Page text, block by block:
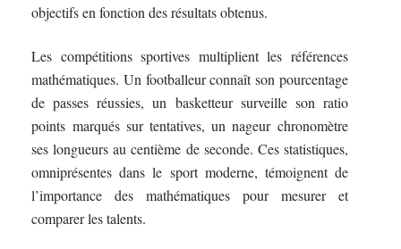
objectifs en fonction des résultats obtenus.
Les compétitions sportives multiplient les références
mathématiques. Un footballeur connaît son pourcentage
de passes réussies, un basketteur surveille son ratio
points marqués sur tentatives, un nageur chronomètre
ses longueurs au centième de seconde. Ces statistiques,
omniprésentes dans le sport moderne, témoignent de
l’importance des mathématiques pour mesurer et
comparer les talents.